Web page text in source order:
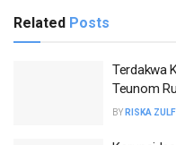
Related Posts
Terdakwa
Teunom
BY RISKA